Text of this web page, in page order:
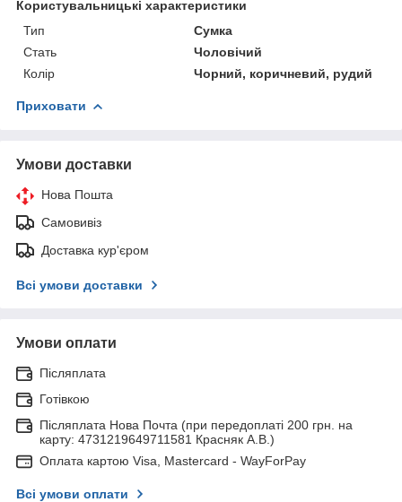
Користувальницькі характеристики
Тип
Сумка
Стать
Чоловічий
Колір
Чорний, коричневий, рудий
Приховати
Умови доставки
Нова Пошта
Самовивіз
Доставка кур'єром
Всі умови доставки
Умови оплати
Післяплата
Готівкою
Післяплата Нова Почта (при передоплаті 200 грн. на
карту: 4731219649711581 Красняк А.В.)
Оплата картою Visa, Mastercard - WayForPay
Всі умови оплати